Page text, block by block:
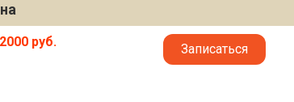
руб. Записаться